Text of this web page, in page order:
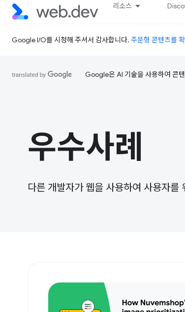
리소스
Google I/O를 시청해 주셔서 감사합니다. 주문형 콘텐츠를
Google은 AI 기술을 사용하여 콘
우수사례
다른 개발자가 웹을 사용하여 사용자